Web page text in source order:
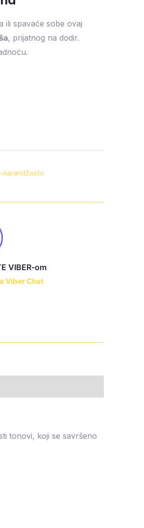
ili spavaće sobe ovaj
, prijatnog na dodir.
narandžasto
VIBER-om
Viber Chat
tonovi, koji se savršeno